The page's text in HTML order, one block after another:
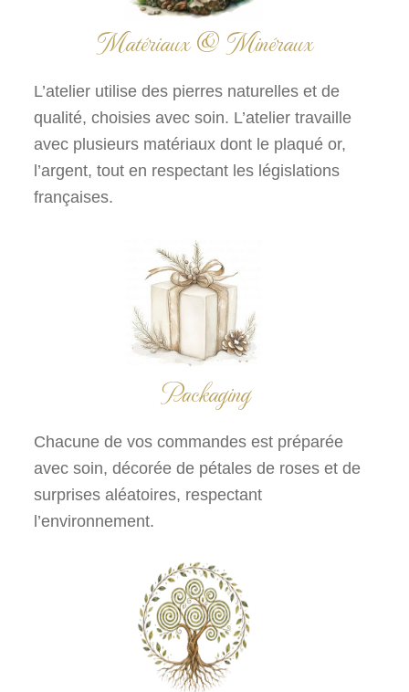
Matériaux & Minéraux
L’atelier utilise des pierres naturelles et de
qualité, choisies avec soin. L’atelier travaille
avec plusieurs matériaux dont le plaqué or,
l’argent, tout en respectant les législations
françaises.
Packaging
Chacune de vos commandes est préparée
avec soin, décorée de pétales de roses et de
surprises aléatoires, respectant
l’environnement.